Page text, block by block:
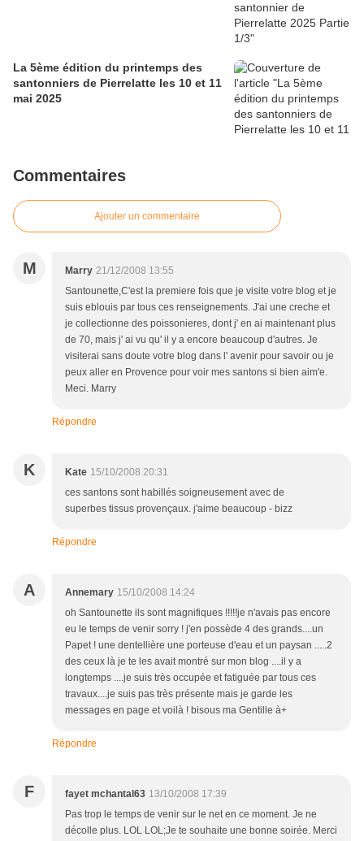
La 5ème édition du printemps des
santonniers de Pierrelatte les 10 et 11
mai 2025
Commentaires
Ajouter un commentaire
M Marry 21/12/2008 13:55
Santounette,C'est la premiere fois que je visite votre blog et je
suis eblouis par tous ces renseignements. J'ai une creche et
je collectionne des poissonieres, dont j' en ai maintenant plus
de 70, mais j' ai vu qu' il y a encore beaucoup d'autres. Je
visiterai sans doute votre blog dans l' avenir pour savoir ou je
peux aller en Provence pour voir mes santons si bien aim'e.
Meci. Marry
Répondre
K Kate 15/10/2008 20:31
ces santons sont habillés soigneusement avec de
superbes tissus provençaux. j'aime beaucoup - bizz
Répondre
A Annemary 15/10/2008 14:24
oh Santounette ils sont magnifiques !!!!!je n'avais pas encore
eu le temps de venir sorry ! j'en possède 4 des grands....un
Papet ! une dentellière une porteuse d'eau et un paysan .....2
des ceux là je te les avait montré sur mon blog ....il y a
longtemps ....je suis très occupée et fatiguée par tous ces
travaux....je suis pas très présente mais je garde les
messages en page et voilà ! bisous ma Gentille à+
Répondre
F fayet mchantal63 13/10/2008 17:39
Pas trop le temps de venir sur le net en ce moment. Je ne
décolle plus. LOL LOL;Je te souhaite une bonne soirée. Merci